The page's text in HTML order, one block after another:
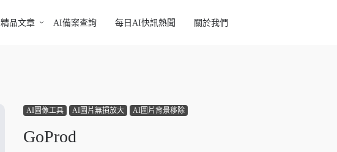
精品文章 AI備案查詢 每日AI快訊熱聞 關於我們
AI圖像工具 AI圖片無損放大 AI圖片背景移除
GoProd